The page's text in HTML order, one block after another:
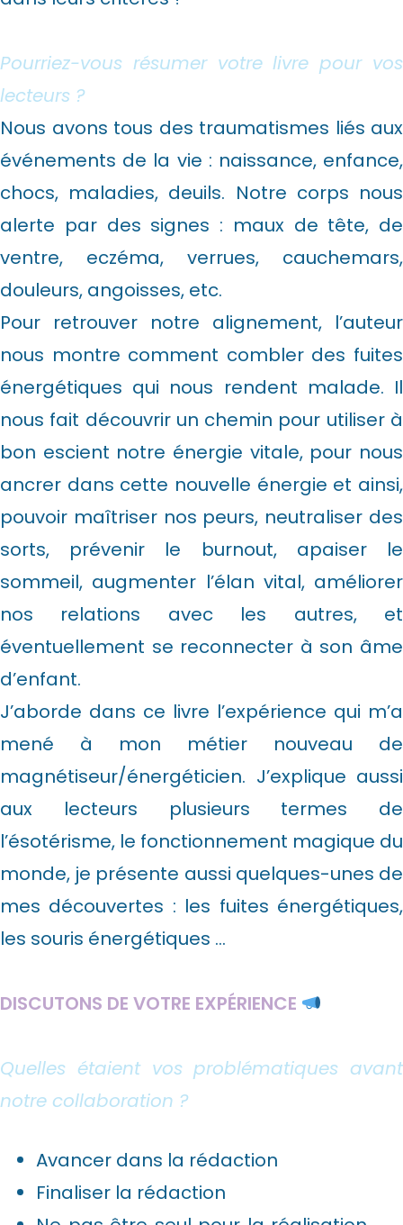
Pourriez-vous résumer votre livre pour vos
lecteurs ?
Nous avons tous des traumatismes liés aux
événements de la vie : naissance, enfance,
chocs, maladies, deuils. Notre corps nous
alerte par des signes : maux de tête, de
ventre, eczéma, verrues, cauchemars,
douleurs, angoisses, etc.
Pour retrouver notre alignement, l’auteur
nous montre comment combler des fuites
énergétiques qui nous rendent malade. Il
nous fait découvrir un chemin pour utiliser à
bon escient notre énergie vitale, pour nous
ancrer dans cette nouvelle énergie et ainsi,
pouvoir maîtriser nos peurs, neutraliser des
sorts, prévenir le burnout, apaiser le
sommeil, augmenter l’élan vital, améliorer
nos relations avec les autres, et
éventuellement se reconnecter à son âme
d’enfant.
J’aborde dans ce livre l’expérience qui m’a
mené à mon métier nouveau de
magnétiseur/énergéticien. J’explique aussi
aux lecteurs plusieurs termes de
l’ésotérisme, le fonctionnement magique du
monde, je présente aussi quelques-unes de
mes découvertes : les fuites énergétiques,
les souris énergétiques …
DISCUTONS DE VOTRE EXPÉRIENCE
Quelles étaient vos problématiques avant
notre collaboration ?
Avancer dans la rédaction
Finaliser la rédaction